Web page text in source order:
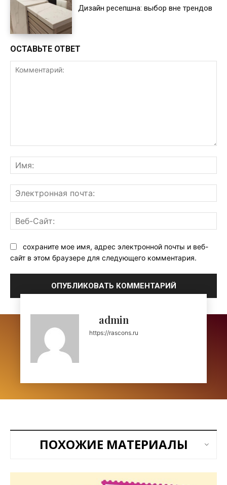
Дизайн ресепшна: выбор вне трендов
ОСТАВЬТЕ ОТВЕТ
сохраните мое имя, адрес электронной почты и веб-
сайт в этом браузере для следующего комментария.
admin
https://rascons.ru
ПОХОЖИЕ МАТЕРИАЛЫ